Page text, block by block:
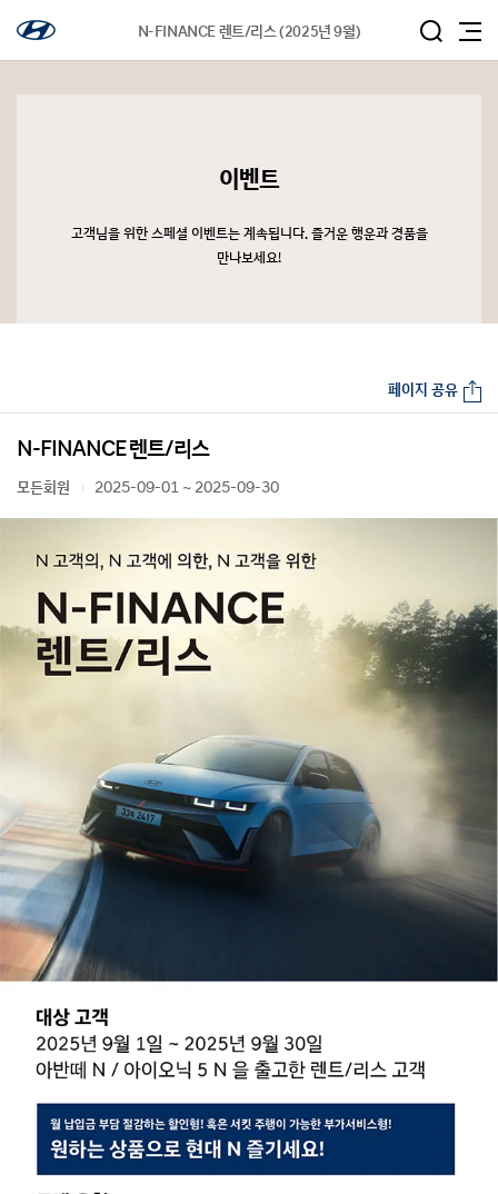
N-FINANCE 렌트/리스 (2025년 9월)
이벤트
고객님을 위한 스페셜 이벤트는 계속됩니다. 즐거운 행운과 경품을
만나보세요!
N-FINANCE 렌트/리스
모든회원 2025-09-01 ~ 2025-09-30
페이지 공유